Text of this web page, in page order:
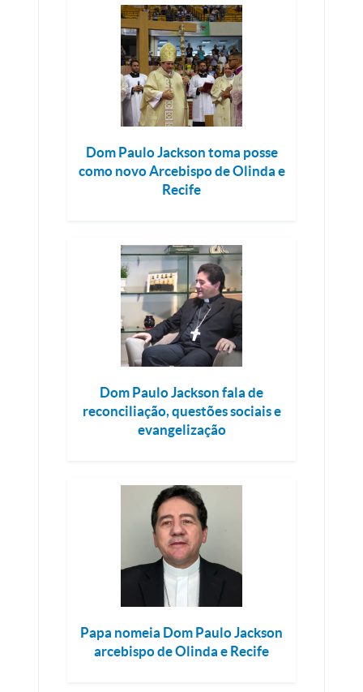
Dom Paulo Jackson toma posse
como novo Arcebispo de Olinda e
Recife
Dom Paulo Jackson fala de
reconciliação, questões sociais e
evangelização
Papa nomeia Dom Paulo Jackson
arcebispo de Olinda e Recife